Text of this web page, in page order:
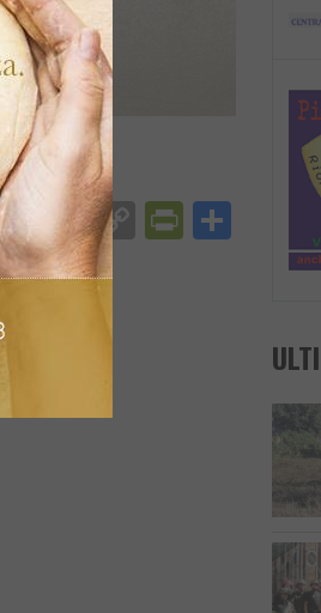
X EmailCopy